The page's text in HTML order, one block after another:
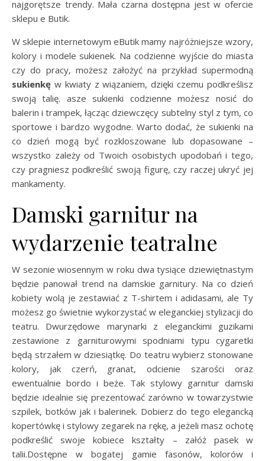
najgorętsze trendy. Mała czarna dostępna jest w ofercie
sklepu e Butik.
W sklepie internetowym eButik mamy najróżniejsze wzory,
kolory i modele sukienek. Na codzienne wyjście do miasta
czy do pracy, możesz założyć na przykład supermodną
sukienkę w kwiaty z wiązaniem, dzięki czemu podkreślisz
swoją talię. asze sukienki codzienne możesz nosić do
balerin i trampek, łącząc dziewczęcy subtelny styl z tym, co
sportowe i bardzo wygodne. Warto dodać, że sukienki na
co dzień mogą być rozkloszowane lub dopasowane –
wszystko zależy od Twoich osobistych upodobań i tego,
czy pragniesz podkreślić swoją figurę, czy raczej ukryć jej
mankamenty.
Damski garnitur na
wydarzenie teatralne
W sezonie wiosennym w roku dwa tysiące dziewiętnastym
będzie panował trend na damskie garnitury. Na co dzień
kobiety wolą je zestawiać z T-shirtem i adidasami, ale Ty
możesz go świetnie wykorzystać w eleganckiej stylizacji do
teatru. Dwurzędowe marynarki z eleganckimi guzikami
zestawione z garniturowymi spodniami typu cygaretki
będą strzałem w dziesiątkę. Do teatru wybierz stonowane
kolory, jak czerń, granat, odcienie szarości oraz
ewentualnie bordo i beże. Tak stylowy garnitur damski
będzie idealnie się prezentować zarówno w towarzystwie
szpilek, botków jak i balerinek. Dobierz do tego elegancką
kopertówkę i stylowy zegarek na rękę, a jeżeli masz ochotę
podkreślić swoje kobiece kształty – załóż pasek w
talii.Dostępne w bogatej gamie fasonów, kolorów i